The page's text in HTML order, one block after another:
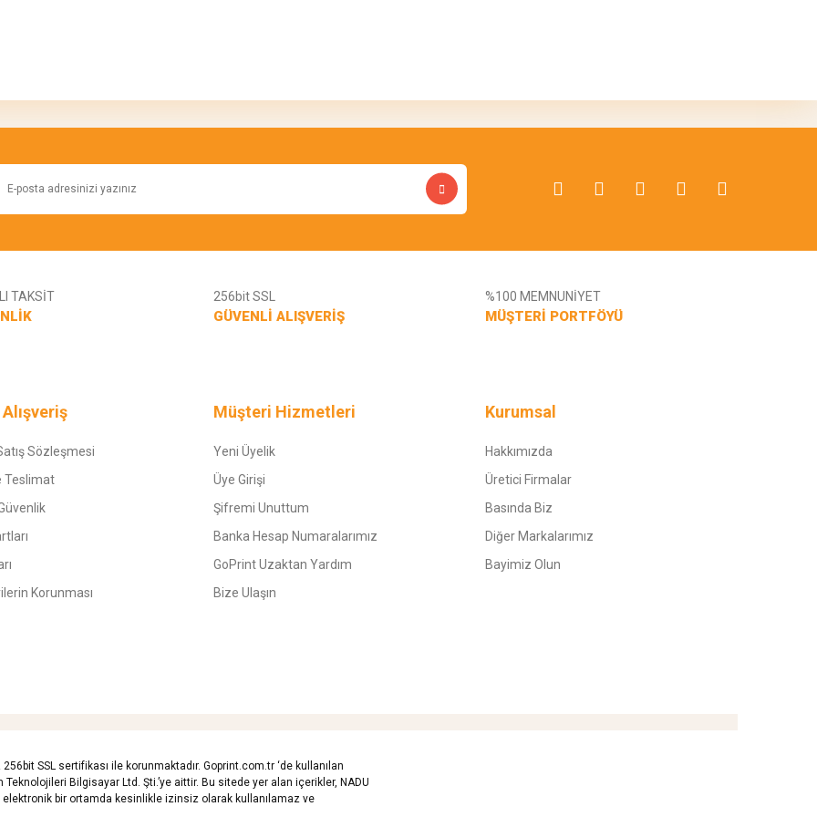
Yorum Yaz
TAKSİT 256bit SSL
GÜVENLİ ALIŞVERİŞ
%100 MEMNUNİYET
MÜŞTERİ PORTFÖYÜ
Sözleşmesi
Teslimat
Korunması
Müşteri Hizmetleri
Yeni Üyelik
Üye Girişi
Şifremi Unuttum
Banka Hesap Numaralarımız
GoPrint Uzaktan Yardım
Bize Ulaşın
Kurumsal
Hakkımızda
Üretici Firmalar
Basında Biz
Diğer Markalarımız
Bayimiz Olun
SSL sertifikası ile korunmaktadır. Goprint.com.tr ‘de kullanılan
Bilgisayar Ltd. Şti.’ye aittir. Bu sitede yer alan içerikler, NADU
elektronik bir ortamda kesinlikle izinsiz olarak kullanılamaz ve